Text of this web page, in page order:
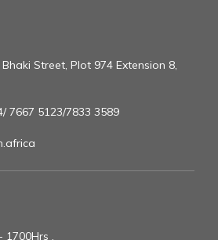
Street, Plot 974 Extension 8,
7667 5123/7833 3589
1700Hrs ,